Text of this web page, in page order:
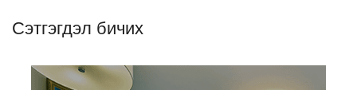
Сэтгэгдэл бичих